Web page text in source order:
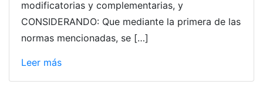
modificatorias y complementarias, y
CONSIDERANDO: Que mediante la primera de las
normas mencionadas, se […]
Leer más